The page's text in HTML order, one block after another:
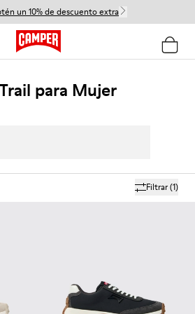
un 10% de descuento extra
para Mujer
Filtrar(1)